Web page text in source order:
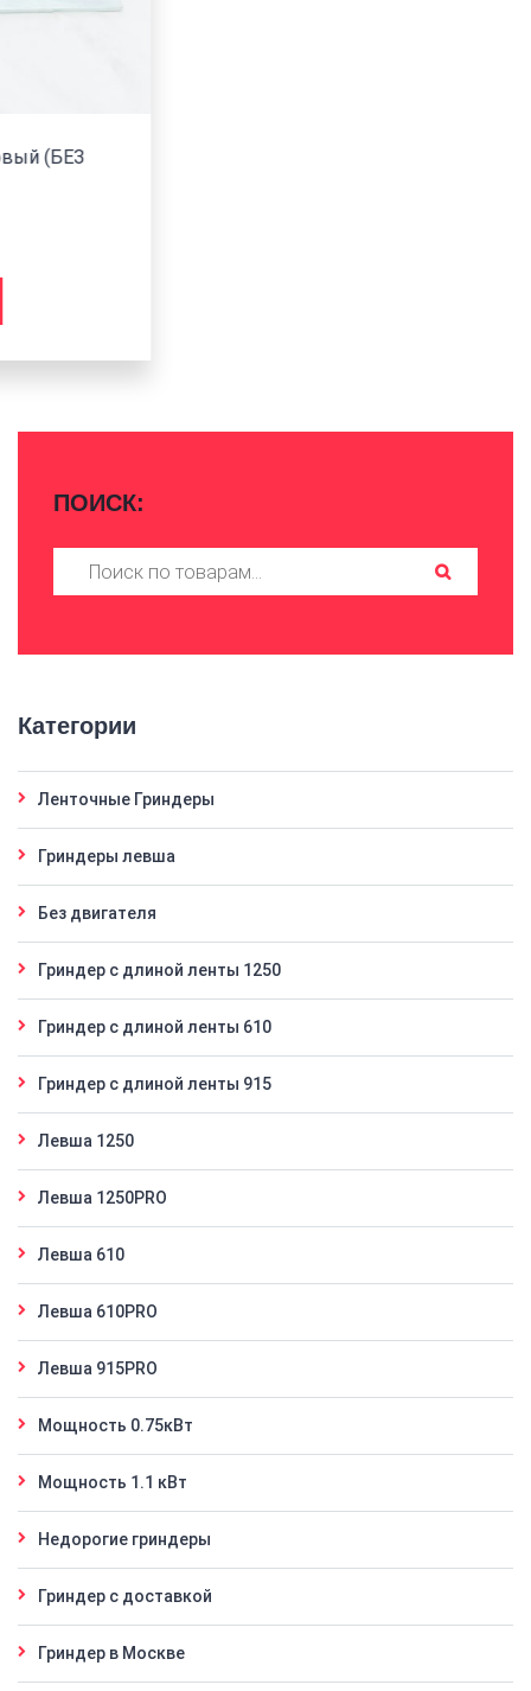
Гриндер «Левша 1250PRO» базовый (БЕЗ
ПОИСК:
Искать:
Категории
Ленточные Гриндеры
Гриндеры левша
Без двигателя
Гриндер с длиной ленты 1250
Гриндер с длиной ленты 610
Гриндер с длиной ленты 915
Левша 1250
Левша 1250PRO
Левша 610
Левша 610PRO
Левша 915PRO
Мощность 0.75кВт
Мощность 1.1 кВт
Недорогие гриндеры
Гриндер с доставкой
Гриндер в Москве